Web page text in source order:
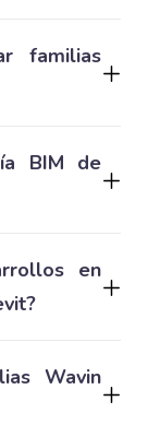
familias
BIM de
en
Wavin